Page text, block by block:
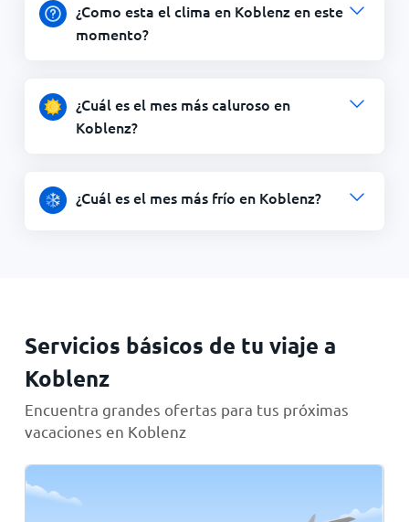
¿Como esta el clima en Koblenz en este
momento?
¿Cuál es el mes más caluroso en
Koblenz?
¿Cuál es el mes más frío en Koblenz?
Servicios básicos de tu viaje a
Koblenz
Encuentra grandes ofertas para tus próximas
vacaciones en Koblenz